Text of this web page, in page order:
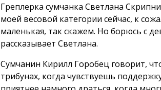
Греплерка сумчанка Светлана
моей весовой категории сейчас, к
маленькая, так скажем. Но борюсь с
рассказывает Светлана.
Сумчанин Кирилл Горобец говорит,
трибунах, когда чувствуешь